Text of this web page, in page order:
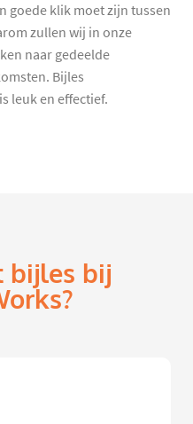
goede klik moet zijn tussen
zullen wij in onze
naar gedeelde
Bijles
leuk en effectief.
bijles bij